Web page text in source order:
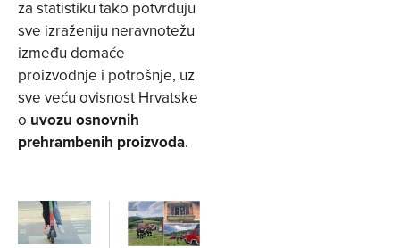
za statistiku tako potvrđuju
sve izraženiju neravnotežu
između domaće
proizvodnje i potrošnje, uz
sve veću ovisnost Hrvatske
o uvozu osnovnih
prehrambenih proizvoda.